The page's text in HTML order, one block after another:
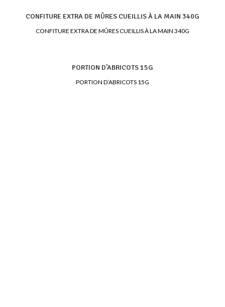
CONFITURE EXTRA DE MÛRES CUEILLIS À LA MAIN 340G
CONFITURE EXTRA DE MÛRES CUEILLIS À LA MAIN 340G
PORTION D’ABRICOTS 15G
PORTION D’ABRICOTS 15G